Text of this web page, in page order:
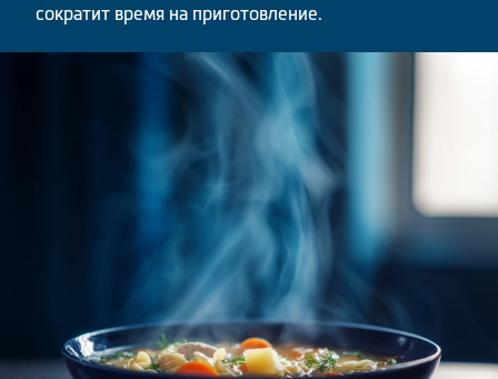
сократит время на приготовление.